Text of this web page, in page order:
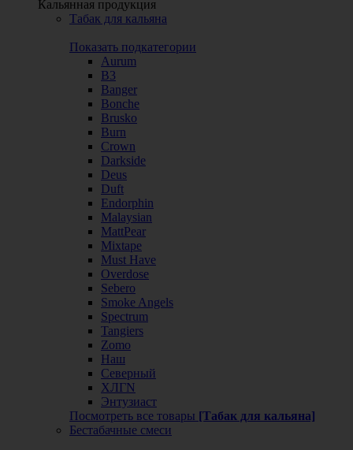
Кальянная продукция
Табак для кальяна
Показать подкатегории
Aurum
B3
Banger
Bonche
Brusko
Burn
Crown
Darkside
Deus
Duft
Endorphin
Malaysian
MattPear
Mixtape
Must Have
Overdose
Sebero
Smoke Angels
Spectrum
Tangiers
Zomo
Наш
Северный
ХЛГN
Энтузиаст
Посмотреть все товары [Табак для кальяна]
Бестабачные смеси